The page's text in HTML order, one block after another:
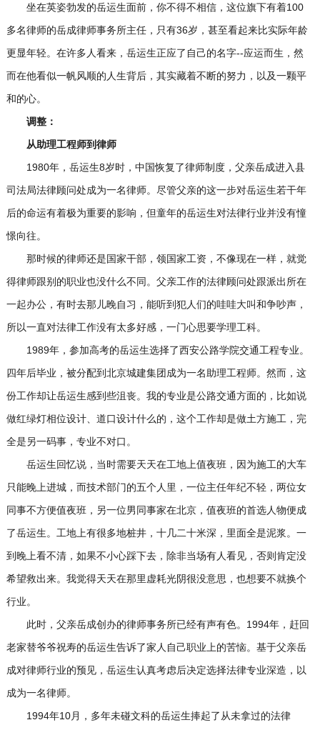
坐在英姿勃发的岳运生面前，你不得不相信，这位旗下有着100
多名律师的岳成律师事务所主任，只有36岁，甚至看起来比实际年龄
更显年轻。在许多人看来，岳运生正应了自己的名字--应运而生，然
而在他看似一帆风顺的人生背后，其实藏着不断的努力，以及一颗平
和的心。
调整：
从助理工程师到律师
1980年，岳运生8岁时，中国恢复了律师制度，父亲岳成进入县
司法局法律顾问处成为一名律师。尽管父亲的这一步对岳运生若干年
后的命运有着极为重要的影响，但童年的岳运生对法律行业并没有憧
憬向往。
那时候的律师还是国家干部，领国家工资，不像现在一样，就觉
得律师跟别的职业也没什么不同。父亲工作的法律顾问处跟派出所在
一起办公，有时去那儿晚自习，能听到犯人们的哇哇大叫和争吵声，
所以一直对法律工作没有太多好感，一门心思要学理工科。
1989年，参加高考的岳运生选择了西安公路学院交通工程专业。
四年后毕业，被分配到北京城建集团成为一名助理工程师。然而，这
份工作却让岳运生感到些沮丧。我的专业是公路交通方面的，比如说
做红绿灯相位设计、道口设计什么的，这个工作却是做土方施工，完
全是另一码事，专业不对口。
岳运生回忆说，当时需要天天在工地上值夜班，因为施工的大车
只能晚上进城，而技术部门的五个人里，一位主任年纪不轻，两位女
同事不方便值夜班，另一位男同事家在北京，值夜班的首选人物便成
了岳运生。工地上有很多地桩井，十几二十米深，里面全是泥浆。一
到晚上看不清，如果不小心踩下去，除非当场有人看见，否则肯定没
希望救出来。我觉得天天在那里虚耗光阴很没意思，也想要不就换个
行业。
此时，父亲岳成创办的律师事务所已经有声有色。1994年，赶回
老家替爷爷祝寿的岳运生告诉了家人自己职业上的苦恼。基于父亲岳
成对律师行业的预见，岳运生认真考虑后决定选择法律专业深造，以
成为一名律师。
1994年10月，多年未碰文科的岳运生捧起了从未拿过的法律